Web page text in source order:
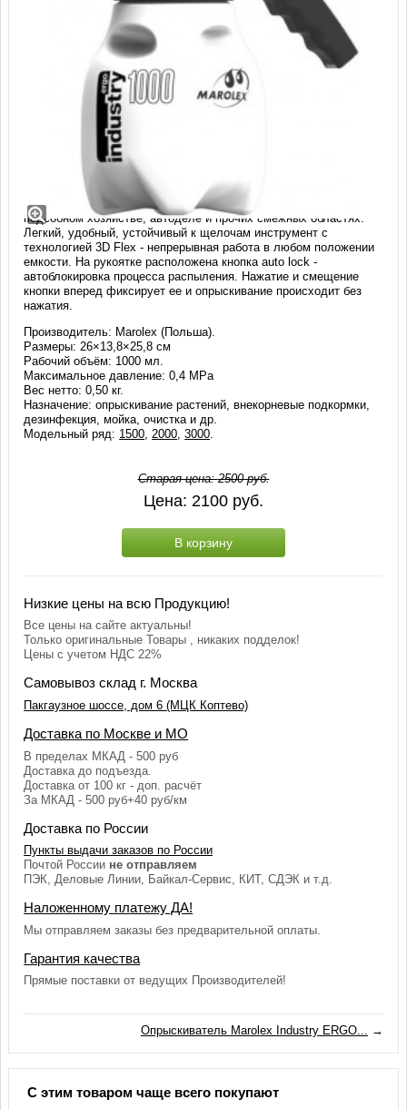
Опрыскиватель Marolex Industry ERGO
1000 (1 л)
Ручной помповый опрыскиватель используется в личном
подсобном хозяйстве, автоделе и прочих смежных областях.
Легкий, удобный, устойчивый к щелочам инструмент с
технологией 3D Flex - непрерывная работа в любом положении
емкости. На рукоятке расположена кнопка auto lock -
автоблокировка процесса распыления. Нажатие и смещение
кнопки вперед фиксирует ее и опрыскивание происходит без
нажатия.
Производитель: Marolex (Польша).
Размеры: 26×13,8×25,8 см
Рабочий объём: 1000 мл.
Максимальное давление: 0,4 МРа
Вес нетто: 0,50 кг.
Назначение: опрыскивание растений, внекорневые подкормки,
дезинфекция, мойка, очистка и др.
Модельный ряд: 1500 2000 ,3000
Старая цена:2500руб.
Цена: 2100 руб.
В корзину
Низкие цены на всю Продукцию!
Все цены на сайте актуальны!
Только оригинальные Товары , никаких подделок!
Цены с учетом НДС 22%
Самовывоз склад г. Москва
Пакгаузное шоссе, дом 6 (МЦК Коптево)
Доставка по Москве и МО
В пределах МКАД - 500 руб
Доставка до подъезда.
Доставка от 100 кг - доп. расчёт
За МКАД - 500 руб+40 руб/км
Доставка по России
Пункты выдачи заказов по России
Почтой России не отправляем
ПЭК, Деловые Линии, Байкал-Сервис, КИТ, СДЭК и т.д.
Наложенному платежу ДА!
Мы отправляем заказы без предварительной оплаты.
Гарантия качества
Прямые поставки от ведущих Производителей!
Опрыскиватель Marolex Industry ERGO... →
С этим товаром чаще всего покупают